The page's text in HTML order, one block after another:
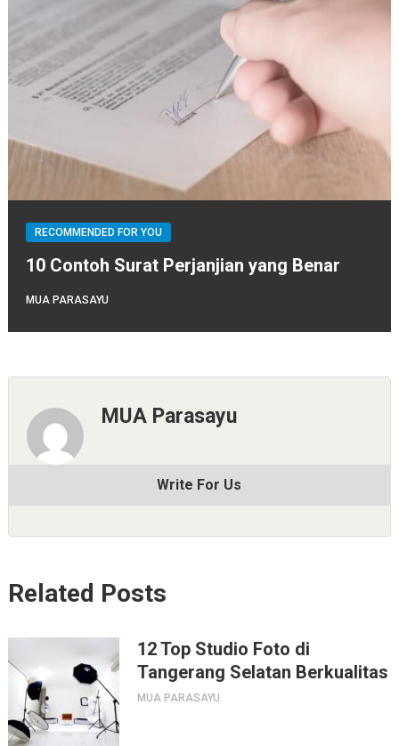
RECOMMENDED FOR YOU
10 Contoh Surat Perjanjian yang Benar
MUA PARASAYU
MUA Parasayu
Write For Us
Related Posts
12 Top Studio Foto di
Tangerang Selatan Berkualitas
MUA PARASAYU